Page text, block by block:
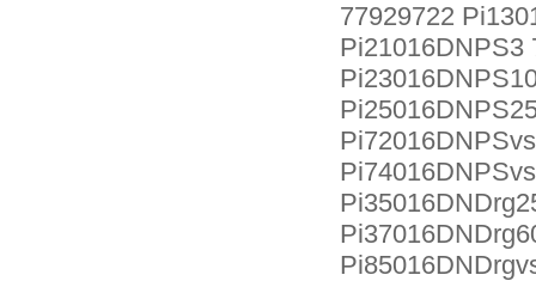
77929722
Pi21016DNPS3